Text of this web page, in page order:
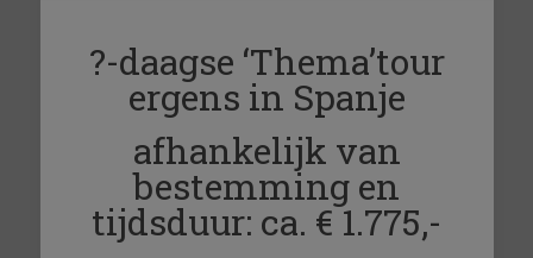
?-daagse ‘Thema’tour
ergens in Spanje
afhankelijk van
bestemming en
tijdsduur: ca. € 1.775,-